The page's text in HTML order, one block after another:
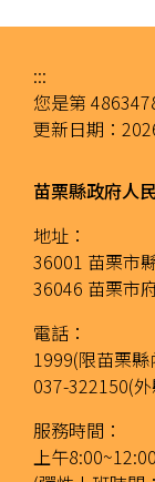
:::
您是第
更新日期：
苗栗縣政府人
地址：
36001 苗栗市
36046 苗栗市
電話：
1999(限苗栗縣
037-322150(
服務時間：
上午